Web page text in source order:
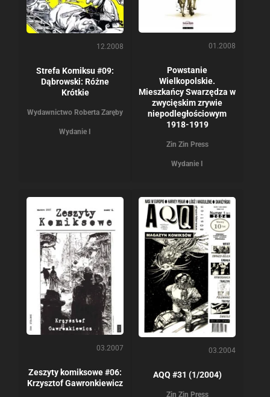
12.2008
Strefa Komiksu #09:
Dąbrowski: Różne
Krótkie
Wydawnictwo Roberta Zaręby
Wydanie I
01.2008
Powstanie
Wielkopolskie.
Mieszkańcy Swarzędza w
zwycięskim zrywie
niepodległościowym
1918-1919
Zin Zin Press
Wydanie I
03.2007
Zeszyty komiksowe #06:
Krzysztof Gawronkiewicz
03.2004
AQQ #31 (1/2004)
Zin Zin Press